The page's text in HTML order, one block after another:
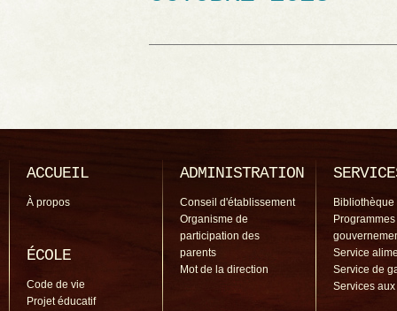
ACCUEIL
À propos
ÉCOLE
Code de vie
Projet éducatif
ADMINISTRATION
Conseil d'établissement
Organisme de
participation des
parents
Mot de la direction
Bibliothèque
Programmes
Service
Service de
Services